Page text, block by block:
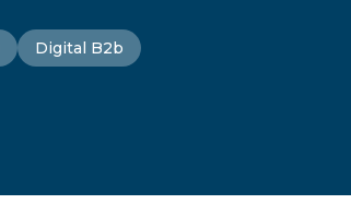
Digital B2b